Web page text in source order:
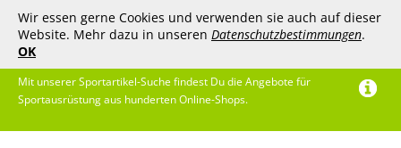
Wir essen gerne Cookies und verwenden sie auch auf dieser
Website. Mehr dazu in unseren Datenschutzbestimmungen.
OK
Mit unserer Sportartikel-Suche findest Du die Angebote für
Sportausrüstung aus hunderten Online-Shops.